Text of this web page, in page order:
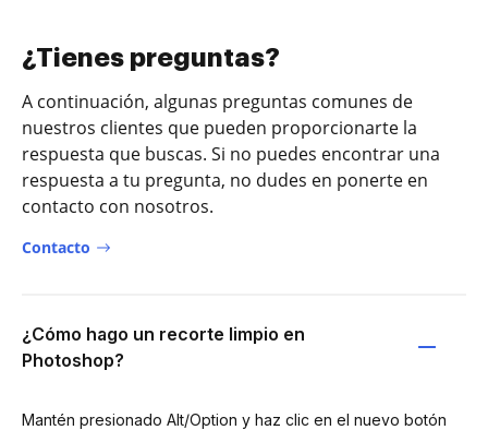
¿Tienes preguntas?
A continuación, algunas preguntas comunes de
nuestros clientes que pueden proporcionarte la
respuesta que buscas. Si no puedes encontrar una
respuesta a tu pregunta, no dudes en ponerte en
contacto con nosotros.
Contacto
¿Cómo hago un recorte limpio en
Photoshop?
Mantén presionado Alt/Option y haz clic en el nuevo botón